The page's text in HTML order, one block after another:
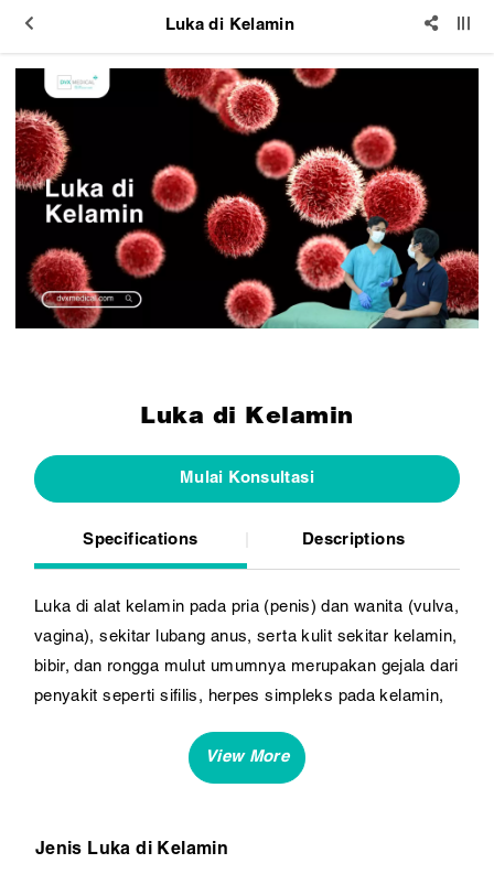
Luka di Kelamin
Luka di Kelamin
Mulai Konsultasi
Specifications Descriptions
Luka di alat kelamin pada pria (penis) dan wanita (vulva,
vagina), sekitar lubang anus, serta kulit sekitar kelamin,
bibir, dan rongga mulut umumnya merupakan gejala dari
penyakit seperti sifilis, herpes simpleks pada kelamin,
Jenis Luka di Kelamin